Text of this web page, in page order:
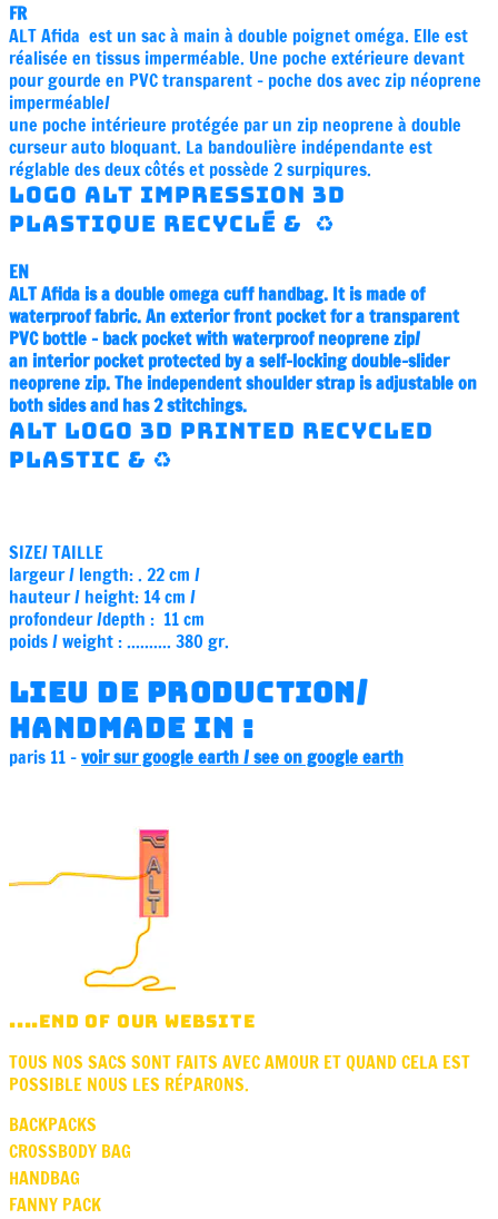
FR
ALT Afida est un sac à main à double poignet oméga. Elle est
réalisée en tissus imperméable. Une poche extérieure devant
pour gourde en PVC transparent - poche dos avec zip néoprene
imperméable/
une poche intérieure protégée par un zip neoprene à double
curseur auto bloquant. La bandoulière indépendante est
réglable des deux côtés et possède 2 surpiqures.
Logo ALT impression 3D
plastique recyclé & ♻️
EN
ALT Afida is a double omega cuff handbag. It is made of
waterproof fabric. An exterior front pocket for a transparent
PVC bottle - back pocket with waterproof neoprene zip/
an interior pocket protected by a self-locking double-slider
neoprene zip. The independent shoulder strap is adjustable on
both sides and has 2 stitchings.
ALT logo 3D printed recycled
plastic & ♻️
SIZE/ TAILLE
largeur / length: . 22 cm /
hauteur / height: 14 cm /
profondeur /depth : 11cm
poids / weight : .......... 380 gr.
lieu de production/
handmade in :
paris 11 -voir sur google earth / see on google earth
....END OF OUR WEBSITE
TOUS NOS SACS SONT FAITS AVEC AMOUR ET QUAND CELA EST
POSSIBLE NOUS LES RÉPARONS.
BACKPACKS
CROSSBODY BAG
HANDBAG
FANNY PACK